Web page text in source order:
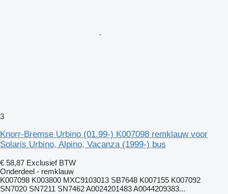
3
Knorr-Bremse Urbino (01.99-) K007098 remklauw voor
Solaris Urbino, Alpino, Vacanza (1999-) bus
€ 58,87 Exclusief BTW
Onderdeel - remklauw
K007098 K003800 MXC9103013 SB7648 K007155 K007092
SN7020 SN7211 SN7462 A0024201483 A0044209383...